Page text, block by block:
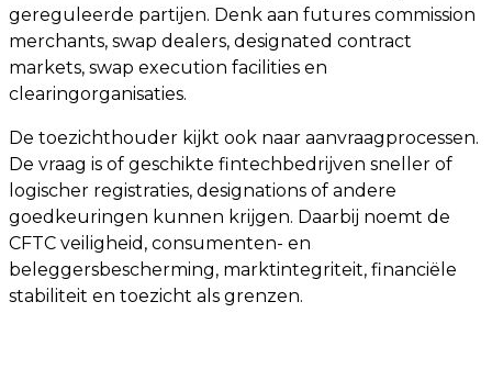
gereguleerde partijen. Denk aan futures commission
merchants, swap dealers, designated contract
markets, swap execution facilities en
clearingorganisaties.
De toezichthouder kijkt ook naar aanvraagprocessen.
De vraag is of geschikte fintechbedrijven sneller of
logischer registraties, designations of andere
goedkeuringen kunnen krijgen. Daarbij noemt de
CFTC veiligheid, consumenten- en
beleggersbescherming, marktintegriteit, financiële
stabiliteit en toezicht als grenzen.